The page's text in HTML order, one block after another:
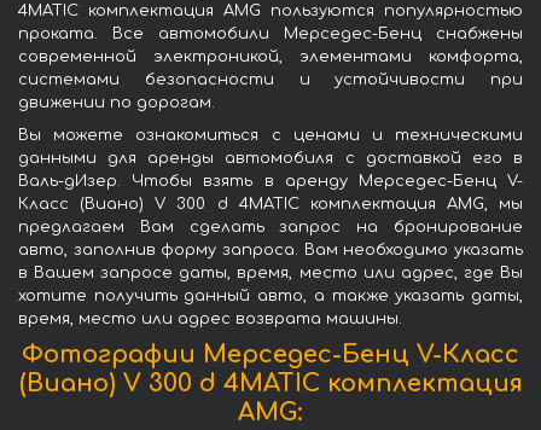
4MATIC комплектация AMG пользуются популярностью
проката. Все автомобили Мерседес-Бенц снабжены
современной электроникой, элементами комфорта,
системами безопасности и устойчивости при
движении по дорогам.
Вы можете ознакомиться с ценами и техническими
данными для аренды автомобиля с доставкой его в
Валь-дИзер. Чтобы взять в аренду Мерседес-Бенц V-
Класс (Виано) V 300 d 4MATIC комплектация AMG, мы
предлагаем Вам сделать запрос на бронирование
авто, заполнив форму запроса. Вам необходимо указать
в Вашем запросе даты, время, место или адрес, где Вы
хотите получить данный авто, а также указать даты,
время, место или адрес возврата машины.
Фотографии Мерседес-Бенц V-Класс
(Виано) V 300 d 4MATIC комплектация
AMG: